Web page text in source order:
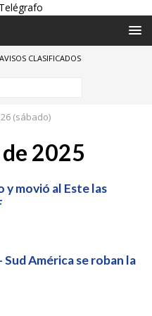
AVISOS CLASIFICADOS
26 (sábado)
2025
movió al Este las
América se roban la